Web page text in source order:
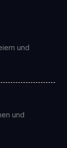
und
und